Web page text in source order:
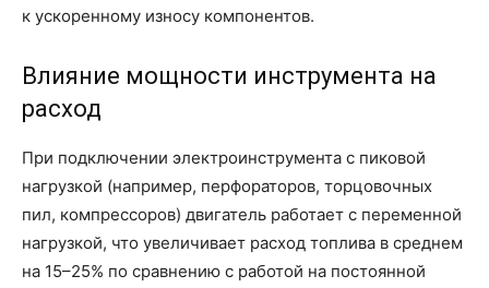
к ускоренному износу компонентов.
Влияние мощности инструмента на
расход
При подключении электроинструмента с пиковой
нагрузкой (например, перфораторов, торцовочных
пил, компрессоров) двигатель работает с переменной
нагрузкой, что увеличивает расход топлива в среднем
на 15–25% по сравнению с работой на постоянной